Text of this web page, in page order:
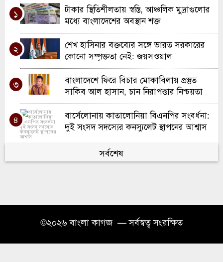
৭
রচডেল আনজুমানে আল ইসলাহ’র বার্ষিক
সাধারণ সভা ও নির্বাচন
৮
স্কুল ইন্সপেকশনে অসাধারণ স্বীকৃতি ; দারুল
হাদিস লতিফিয়ার ঐতিহাসিক সাফল্য উদযাপন
৯
স্পোর্টস টু ওয়ার্ক প্রেসেন্ট ইউ বি এ স্যাটেলাইট
ব্যাডমিন্টন টুর্নামেন্ট অনুষ্ঠিত
১০
ওয়ালসালে ন্যাশনাল ডাবল ক্যারম
টুর্নামেন্ট-২০২৬
১
টাকার স্থিতিশীলতায় স্বস্তি, আঞ্চলিক মুদ্রাগুলোর
মধ্যে বাংলাদেশের অবস্থান শক্ত
২
শেখ হাসিনার বক্তব্যের সঙ্গে ভারত সরকারের
কোনো সম্পৃক্ততা নেই: জয়সওয়াল
৩
বাংলাদেশে ফিরে বিচার মোকাবিলায় প্রস্তুত
সাকিব আল হাসান, চান নিরাপত্তার নিশ্চয়তা
৪
বার্সেলোনায় কাতালোনিয়া বিএনপির সংবর্ধনা:
দুই সংসদ সদস্যের কনস্যুলেট স্থাপনের আশ্বাস
গ্যাস সরবরাহে স্বস্তি ফিরতে শুরু, এলএনজি
টার্মিনাল আংশিক চালু
প্রবাসী আয়ে টানা দ্বিতীয় মাসেও ৩ বিলিয়ন
সর্বশেষ
©২০২৬ বাংলা কাগজ — সর্বস্বত্ব সংরক্ষিত